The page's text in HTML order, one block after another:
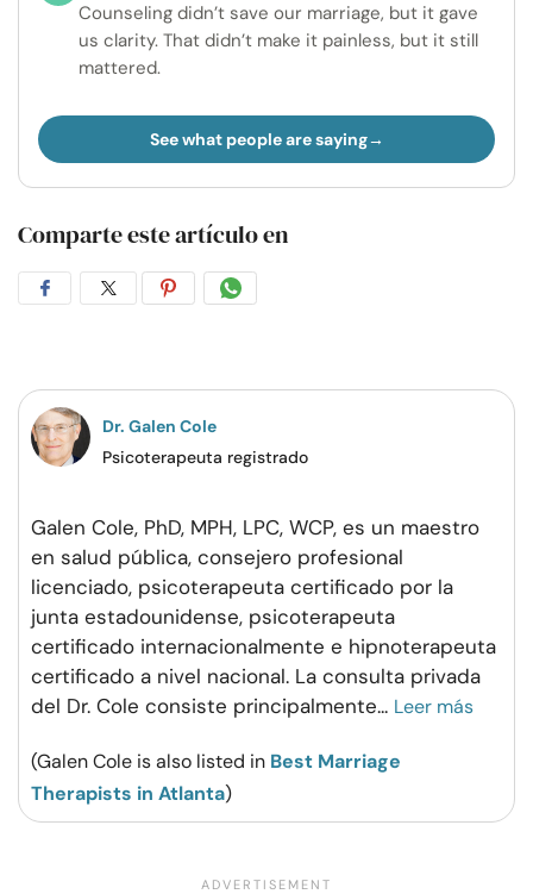
Counseling didn’t save our marriage, but it gave
us clarity. That didn’t make it painless, but it still
mattered.
See what people are saying
Comparte este artículo en
CompartirCompartirCompartirCompartir
Dr. Galen Cole
Psicoterapeuta registrado
Galen Cole, PhD, MPH, LPC, WCP, es un maestro
en salud pública, consejero profesional
licenciado, psicoterapeuta certificado por la
junta estadounidense, psicoterapeuta
certificado internacionalmente e hipnoterapeuta
certificado a nivel nacional. La consulta privada
del Dr. Cole consiste principalmente... Leer más
(Galen Cole is also listed in Best Marriage
Therapists in Atlanta)